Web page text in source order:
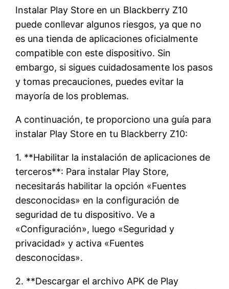
Instalar Play Store en un Blackberry Z10
puede conllevar algunos riesgos, ya que no
es una tienda de aplicaciones oficialmente
compatible con este dispositivo. Sin
embargo, si sigues cuidadosamente los pasos
y tomas precauciones, puedes evitar la
mayoría de los problemas.
A continuación, te proporciono una guía para
instalar Play Store en tu Blackberry Z10:
1. **Habilitar la instalación de aplicaciones de
terceros**: Para instalar Play Store,
necesitarás habilitar la opción «Fuentes
desconocidas» en la configuración de
seguridad de tu dispositivo. Ve a
«Configuración», luego «Seguridad y
privacidad» y activa «Fuentes
desconocidas».
2. **Descargar el archivo APK de Play